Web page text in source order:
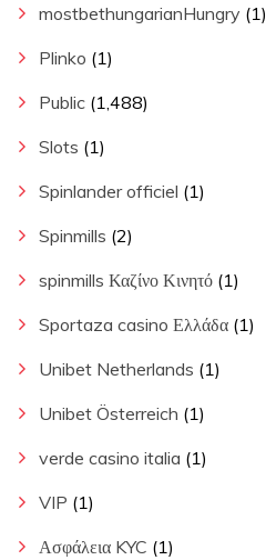
mostbethungarianHungry (1)
Plinko (1)
Public (1,488)
Slots (1)
Spinlander officiel (1)
Spinmills (2)
spinmills Καζίνο Κινητό (1)
Sportaza casino Ελλάδα (1)
Unibet Netherlands (1)
Unibet Österreich (1)
verde casino italia (1)
VIP (1)
Ασφάλεια KYC (1)